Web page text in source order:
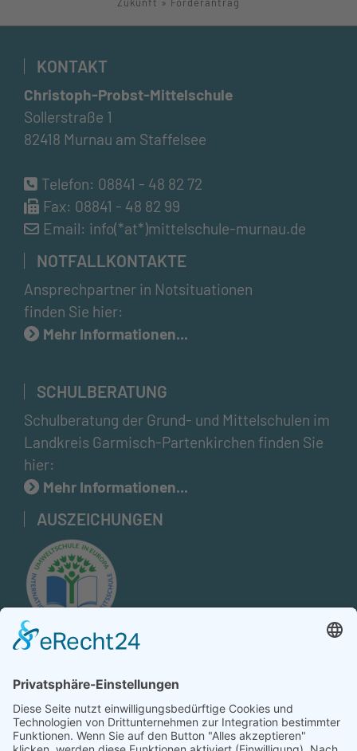
KONTAKT
Christoph-Probst-Mittelschule
Sollerstraße 1
82418 Murnau am Staffelsee
Telefon: 08841 - 48 82 72
Fax: 08841 - 48 82 99
Email: info(*at*)mittelschule-murnau.de
NOTFALLKONTAKTE
Ansprechpartner in Notsituationen
finden Sie hier:
Mehr Informationen...
SCHULBERATUNG
Schulberatung der Grund- und Mittelschulen im
Landkreis Garmisch-Partenkirchen finden Sie
hier:
Mehr Informationen...
AUSZEICHUNGEN